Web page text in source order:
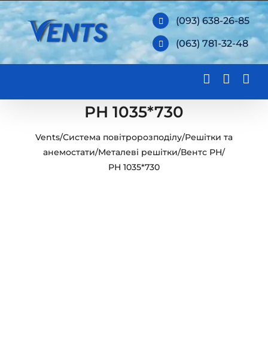
Skip
to
content
(093) 638-26-85
(063) 781-32-48
РН 1035*730
Vents/Система повітророзподілу/Решітки та
анемостати/Металеві решітки/Вентс РН/
РН 1035*730